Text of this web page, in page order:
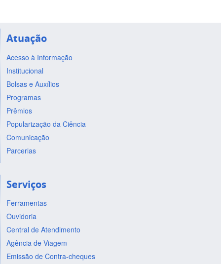
Atuação
Acesso à Informação
Institucional
Bolsas e Auxílios
Programas
Prêmios
Popularização da Ciência
Comunicação
Parcerias
Serviços
Ferramentas
Ouvidoria
Central de Atendimento
Agência de Viagem
Emissão de Contra-cheques